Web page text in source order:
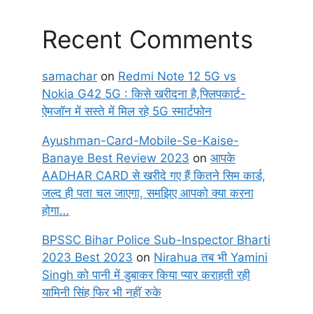
Recent Comments
samachar on Redmi Note 12 5G vs
Nokia G42 5G : किसे खरीदना है,फ्लिपकार्ट-
ऐमजॉन में सस्ते में मिल रहे 5G स्मार्टफोन
Ayushman-Card-Mobile-Se-Kaise-
Banaye Best Review 2023 on आपके
AADHAR CARD से खरीदे गए हैं कितने सिम कार्ड,
जल्द ही पता चल जाएगा, समझिए आपको क्या करना
होगा…
BPSSC Bihar Police Sub-Inspector Bharti
2023 Best 2023 on Nirahua तब भी Yamini
Singh को पानी में डुबाकर किया प्यार कराहती रही
यामिनी सिंह फिर भी नहीं रुके